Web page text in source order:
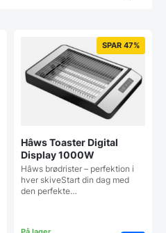
SPAR 47%
Hâws Toaster Digital
Display 1000W
Hâws brødrister – perfektion i
hver skiveStart din dag med
den perfekte…